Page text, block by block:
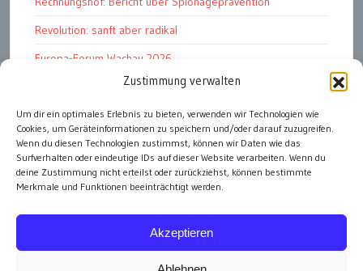
Zustimmung verwalten
Um dir ein optimales Erlebnis zu bieten, verwenden wir Technologien wie
Cookies, um Geräteinformationen zu speichern und/oder darauf zuzugreifen.
Wenn du diesen Technologien zustimmst, können wir Daten wie das
Surfverhalten oder eindeutige IDs auf dieser Website verarbeiten. Wenn du
deine Zustimmung nicht erteilst oder zurückziehst, können bestimmte
Merkmale und Funktionen beeinträchtigt werden.
Akzeptieren
Revolution: sanft aber radikal
Europa-Forum Wachau 2026
Amnesty Report 2025/26
Attac kritisiert neues EU-Rüstungspaket
Ungarn ist demokratischer als Österreich
alle Artikel